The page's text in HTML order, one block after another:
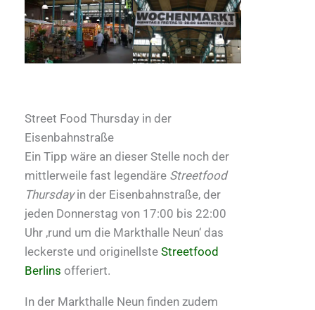
Street Food Thursday in der
Eisenbahnstraße
Ein Tipp wäre an dieser Stelle noch der
mittlerweile fast legendäre Streetfood
Thursdayin der Eisenbahnstraße, der
jeden Donnerstag von 17:00 bis 22:00
Uhr ‚rund um die Markthalle Neun‘ das
leckerste und originellste Streetfood
Berlins offeriert.
In der Markthalle Neun finden zudem